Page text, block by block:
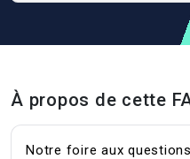
À propos de cette
Notre foire aux